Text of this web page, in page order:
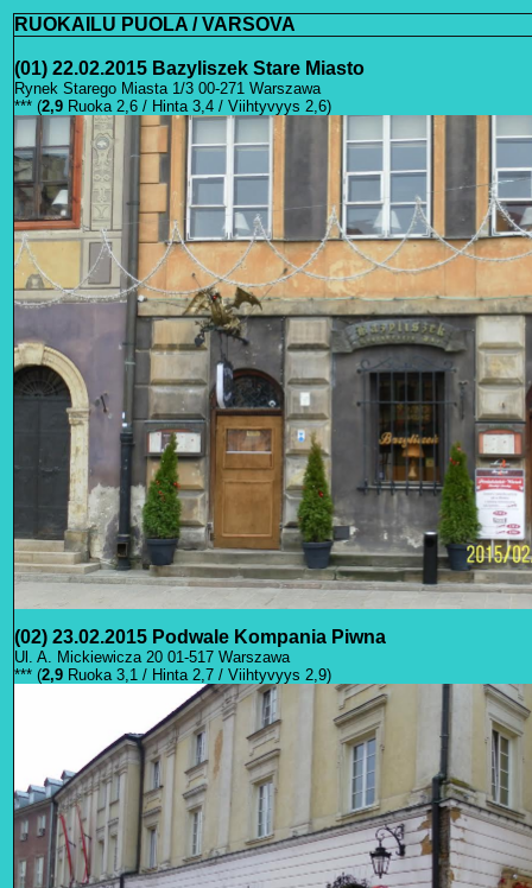
RUOKAILU PUOLA / VARSOVA
(01) 22.02.2015 Bazyliszek Stare Miasto
Rynek Starego Miasta 1/3 00-271 Warszawa
*** (2,9 Ruoka 2,6 / Hinta 3,4 / Viihtyvyys 2,6)
(02) 23.02.2015 Podwale Kompania Piwna
Ul. A. Mickiewicza 20 01-517 Warszawa
*** (2,9 Ruoka 3,1 / Hinta 2,7 / Viihtyvyys 2,9)